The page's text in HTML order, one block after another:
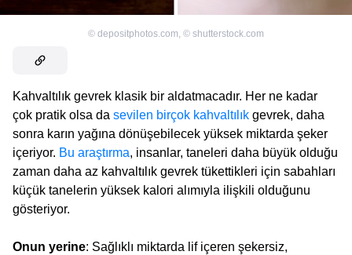
© depositphotos.com © shutterstock.com
Kahvaltılık gevrek klasik bir aldatmacadır. Her ne kadar
çok pratik olsa da sevilen birçok kahvaltılık gevrek, daha
sonra karın yağına dönüşebilecek yüksek miktarda şeker
içeriyor. Bu araştırma, insanlar, taneleri daha büyük olduğu
zaman daha az kahvaltılık gevrek tükettikleri için sabahları
küçük tanelerin yüksek kalori alımıyla ilişkili olduğunu
gösteriyor.
Onun yerine: Sağlıklı miktarda lif içeren şekersiz,